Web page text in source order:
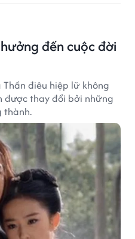
đến cuộc đời
điêu hiệp lữ không
được thay đổi bởi những
thành.